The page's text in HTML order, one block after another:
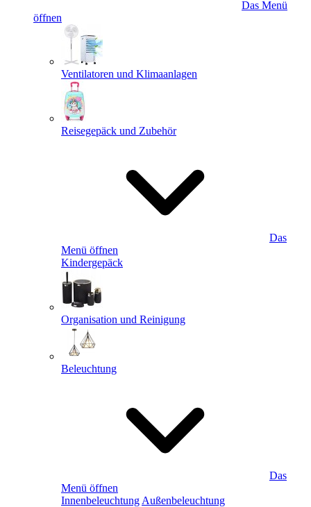
Das Menü
öffnen
Ventilatoren und Klimaanlagen
Reisegepäck und Zubehör
Das
Menü öffnen
Kindergepäck
Organisation und Reinigung
Beleuchtung
Das
Menü öffnen
Innenbeleuchtung Außenbeleuchtung